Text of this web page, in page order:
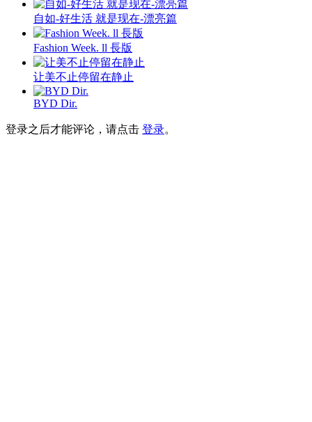
自如-好生活 就是现在-漂亮篇
Fashion Week. ll 長版
让美不止停留在静止
BYD Dir.
登录之后才能评论，请点击 登录。